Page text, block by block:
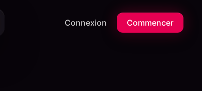
Connexion Commencer